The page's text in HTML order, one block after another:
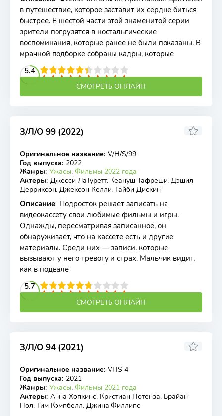
в путешествие, которое заставит их сердце биться
быстрее. В шестой части этой знаменитой серии
зрители погрузятся в ностальгические
воспоминания, которые ранее не были показаны. В
мрачной подборке собраны кадры, которые
5.4
4 5 6 7 8 9 10
СМОТРЕТЬ ОНЛАЙН
З/Л/О 99 (2022)
WEB-DL
5.52
Оригинальное название: V/H/S/99
Год выпуска: 2022
Жанры: Ужасы, Фильмы 2022 года
Актеры: Джесси ЛаТуретт, Кеануш Тафреши, Дэшил
Дерриксон, Джексон Келли, Тайби Дискин
Описание: Подросток решает записать на
видеокассету свои любимые фильмы и игры.
Однажды, пересматривая записанное, он
обнаруживает, что на кассете есть и другие
материалы. Среди них — записи, которые
вызывают у него тревогу и страх. Мальчик видит,
как в подвале
5.7
4 5 6 7 8 9 10
СМОТРЕТЬ ОНЛАЙН
З/Л/О 94 (2021)
WEB-DL
5.627
Оригинальное название: VHS 4
Год выпуска: 2021
Жанры: Ужасы, Фильмы 2021 года
Актеры: Анна Хопкинс, Кристиан Потенза, Брайан
Пол, Тим Кэмпбелл, Джина Филлипс